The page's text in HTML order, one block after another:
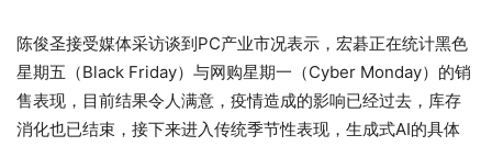
陈俊圣接受媒体采访谈到PC产业市况表示，宏碁正在统计黑色
星期五（Black Friday）与网购星期一（Cyber Monday）的销
售表现，目前结果令人满意，疫情造成的影响已经过去，库存
消化也已结束，接下来进入传统季节性表现，生成式AI的具体